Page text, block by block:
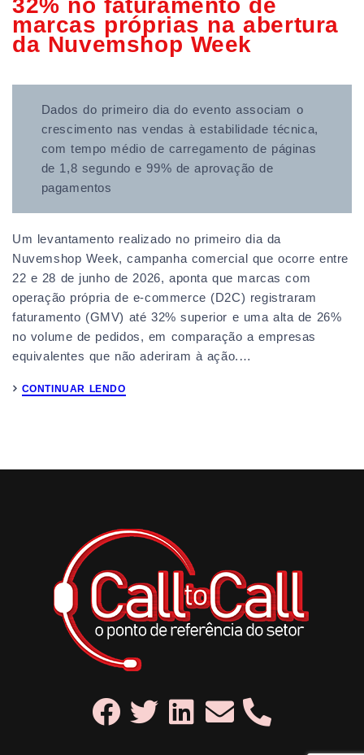
32% no faturamento de
marcas próprias na abertura
da Nuvemshop Week
Dados do primeiro dia do evento associam o
crescimento nas vendas à estabilidade técnica,
com tempo médio de carregamento de páginas
de 1,8 segundo e 99% de aprovação de
pagamentos
Um levantamento realizado no primeiro dia da
Nuvemshop Week, campanha comercial que ocorre entre
22 e 28 de junho de 2026, aponta que marcas com
operação própria de e-commerce (D2C) registraram
faturamento (GMV) até 32% superior e uma alta de 26%
no volume de pedidos, em comparação a empresas
equivalentes que não aderiram à ação.…
CONTINUAR LENDO